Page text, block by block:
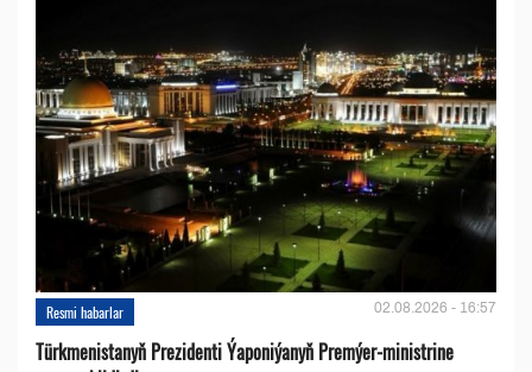
Resmi habarlar 02.08.2026 - 16:57
Türkmenistanyň Prezidenti Ýaponiýanyň Premýer-ministrine